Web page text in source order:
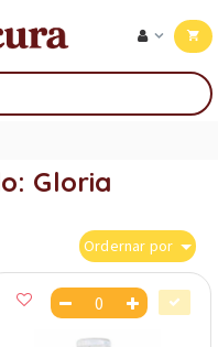
Gloria
Ordernar por